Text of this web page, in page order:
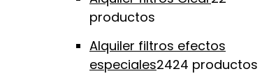
productos
Alquiler filtros efectos
especiales2424 productos